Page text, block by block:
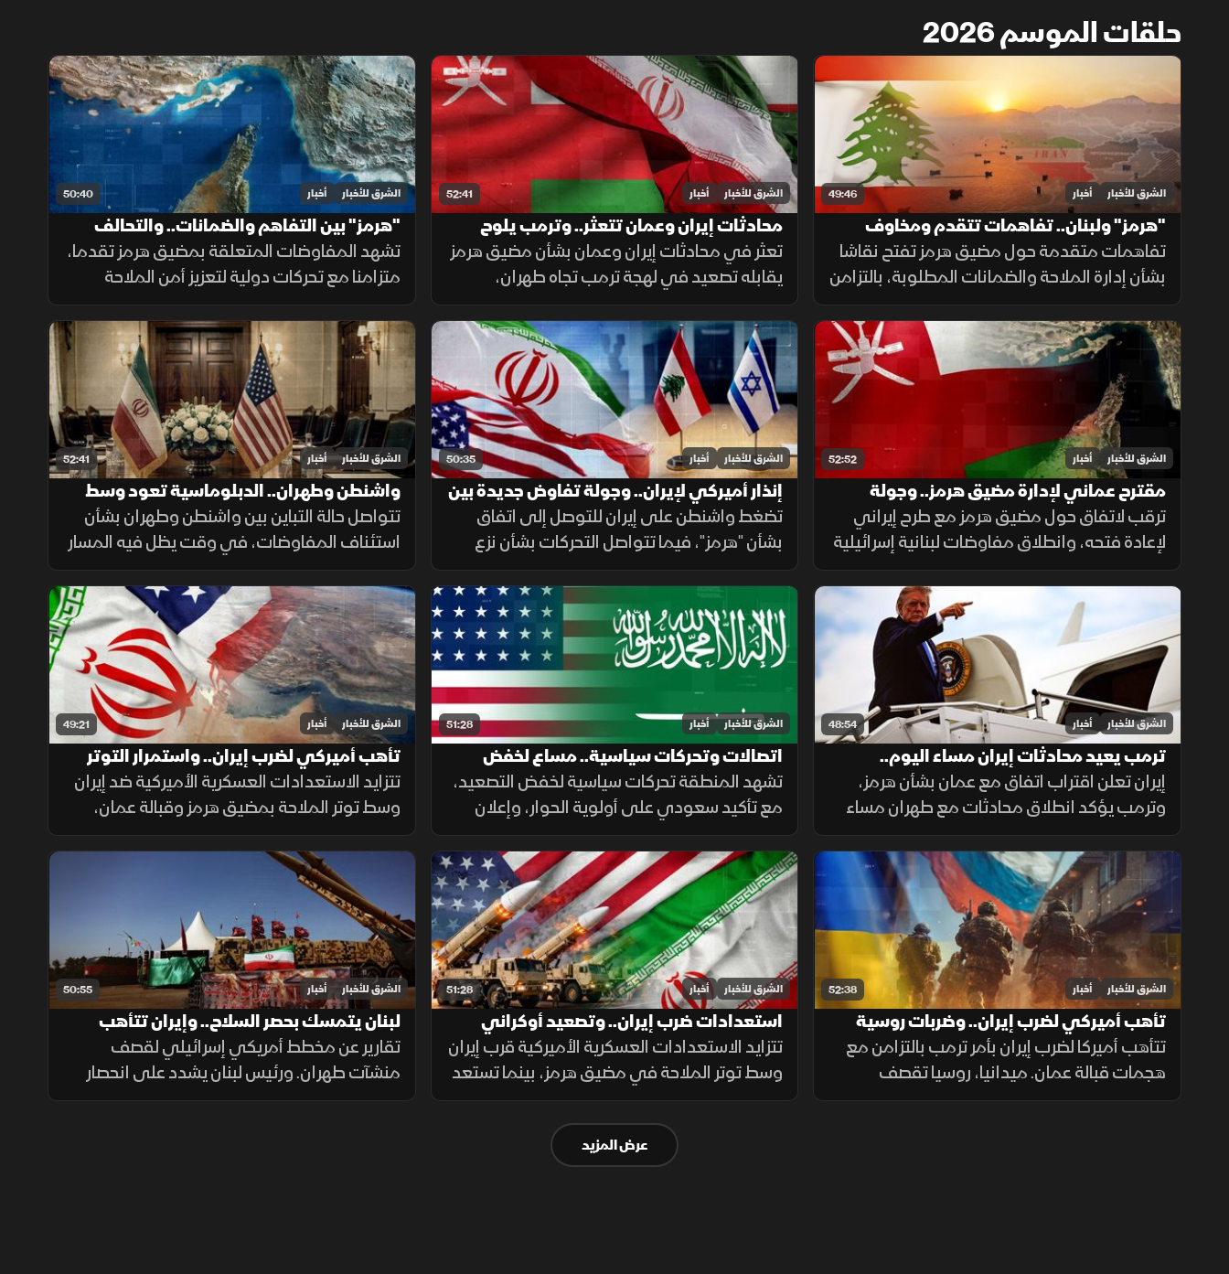
حلقات الموسم 2026
49:46 الشرق للأخبار أخبار
"هرمز" ولبنان.. تفاهمات تتقدم ومخاوف
التصعيد مستمرة
تفاهمات متقدمة حول مضيق هرمز تفتح نقاشا
بشأن إدارة الملاحة والضمانات المطلوبة، بالتزامن
مع استمرار مفاوضات روما حول الحدود ووقف
إطلاق النار، وسط تداخل الحسابات الإقليمية
والدولية.
52:41 الشرق للأخبار أخبار
محادثات إيران وعمان تتعثر.. وترمب يلوح
بخيار التصعيد
تعثر في محادثات إيران وعمان بشأن مضيق هرمز
يقابله تصعيد في لهجة ترمب تجاه طهران،
بالتزامن مع استمرار ملفات القدس ولبنان وغزة،
وتحديات المهاجرين في سبتة.
50:40 الشرق للأخبار أخبار
"هرمز" بين التفاهم والضمانات.. والتحالف
البحري يعزز أمن الملاحة
تشهد المفاوضات المتعلقة بمضيق هرمز تقدما،
متزامنا مع تحركات دولية لتعزيز أمن الملاحة
وحماية التجارة العالمية، فيما يتواصل الدعم
للتحالف البحري الدفاعي وسط متابعة لتطورات
التهدئة الإقليمية.
52:52 الشرق للأخبار أخبار
مقترح عماني لإدارة مضيق هرمز.. وجولة
مفاوضات لبنانية في روما
ترقب لاتفاق حول مضيق هرمز مع طرح إيراني
لإعادة فتحه، وانطلاق مفاوضات لبنانية إسرائيلية
في روما، وتأكيد حماس التزامها بالاتفاق مقابل
الانسحاب، فيما يتصاعد القتال بين روسيا
وأوكرانيا.
50:35 الشرق للأخبار أخبار
إنذار أميركي لإيران.. وجولة تفاوض جديدة بين
لبنان وإسرائيل
تضغط واشنطن على إيران للتوصل إلى اتفاق
بشأن "هرمز"، فيما تتواصل التحركات بشأن نزع
السلاح في غزة، وتستعد روما لجولة جديدة من
المفاوضات اللبنانية الإسرائيلية، ومواقف داعمة
لأمن الملاحة في البحر الأحمر.
52:41 الشرق للأخبار أخبار
واشنطن وطهران.. الدبلوماسية تعود وسط
التصعيد
تتواصل حالة التباين بين واشنطن وطهران بشأن
استئناف المفاوضات، في وقت يظل فيه المسار
الدبلوماسي مطروحاً بالتزامن مع استمرار
التصعيد العسكري.
48:54 الشرق للأخبار أخبار
ترمب يعيد محادثات إيران مساء اليوم..
والسعودية تدفع نحو التهدئة
إيران تعلن اقتراب اتفاق مع عمان بشأن هرمز،
وترمب يؤكد انطلاق محادثات مع طهران مساء
الإثنين، فيما تدفع السعودية نحو التهدئة،
وتتواصل الضغوط الدولية بشأن غزة، ويعلن
المغرب حصيلة أحداث سبتة.
51:28 الشرق للأخبار أخبار
اتصالات وتحركات سياسية.. مساع لخفض
التصعيد في الشرق الأوسط
تشهد المنطقة تحركات سياسية لخفض التصعيد،
مع تأكيد سعودي على أولوية الحوار، وإعلان
أميركي عن إلغاء هجوم مشروط على إيران،
بالتزامن مع جهود لوقف القصف في غزة
وإجراءات إسبانية لمواجهة الهجرة.
49:21 الشرق للأخبار أخبار
تأهب أميركي لضرب إيران.. واستمرار التوتر
بمضيق هرمز
تتزايد الاستعدادات العسكرية الأميركية ضد إيران
وسط توتر الملاحة بمضيق هرمز وقبالة عمان،
بينما يتصاعد التوتر في جنوب لبنان، بالتزامن مع
قلق دول أوروبا من تدفق المهاجرين نحو إسبانيا
والمغرب.
52:38 الشرق للأخبار أخبار
تأهب أميركي لضرب إيران.. وضربات روسية
مكثفة تستهدف كييف
تتأهب أميركا لضرب إيران بأمر ترمب بالتزامن مع
هجمات قبالة عمان. ميدانيا، روسيا تقصف
أوكرانيا بـ35 صاروخا و185 مسيرة معظمها على
51:28 الشرق للأخبار أخبار
استعدادات ضرب إيران.. وتصعيد أوكراني
بالبحر الأسود
تتزايد الاستعدادات العسكرية الأميركية قرب إيران
وسط توتر الملاحة في مضيق هرمز، بينما تستعد
أوروبا لمناقشة أزمة الهجرة في إسبانيا، بالتزامن
مع إغراق أوكرانيا سفينة شحن روسية بالبحر
50:55 الشرق للأخبار أخبار
لبنان يتمسك بحصر السلاح.. وإيران تتأهب
للدفاع عن منشآت الطاقة
تقارير عن مخطط أمريكي إسرائيلي لقصف
منشآت طهران. ورئيس لبنان يشدد على انحصار
الشرعية بالجيش. بالتوازي مع قصف روسي
عرض المزيد